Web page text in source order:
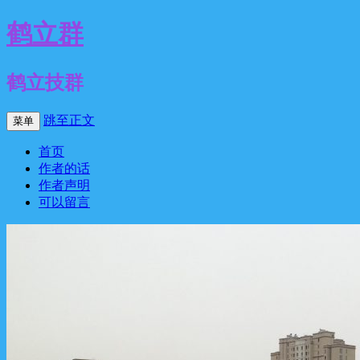
鹤立群
鹤立技群
菜单 跳至正文
首页
作者的话
作者声明
可以留言